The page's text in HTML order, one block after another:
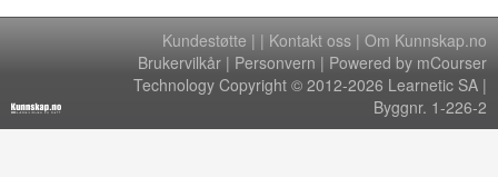
Kundestøtte | | Kontakt oss | Om Kunnskap.no
Brukervilkår | Personvern | Powered by mCourser
Technology Copyright © 2012-2026 Learnetic SA |
Byggnr. 1-226-2